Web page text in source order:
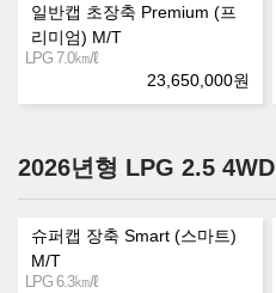
일반캡 초장축 Premium (프
리미엄) M/T
LPG 7.0㎞/ℓ
23,650,000원
2026년형 LPG 2.5 4WD
슈퍼캡 장축 Smart (스마트)
M/T
LPG 6.3㎞/ℓ